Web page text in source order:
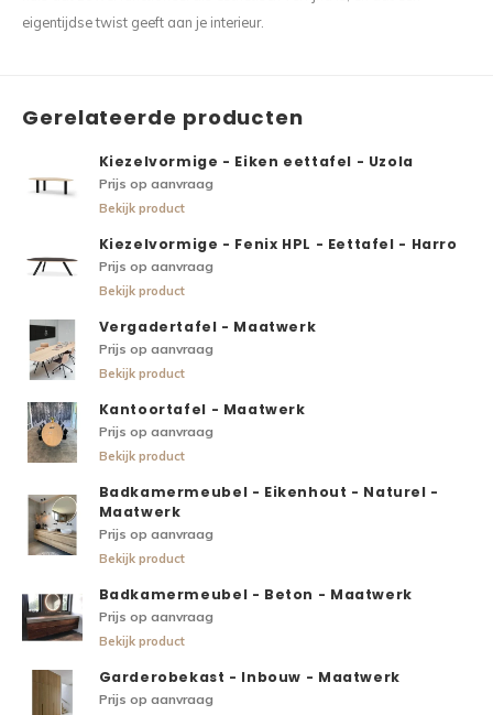
eigentijdse twist geeft aan je interieur.
Gerelateerde producten
Kiezelvormige - Eiken eettafel - Uzola
Prijs op aanvraag
Bekijk product
Kiezelvormige - Fenix HPL - Eettafel - Harro
Prijs op aanvraag
Bekijk product
Vergadertafel - Maatwerk
Prijs op aanvraag
Bekijk product
Kantoortafel - Maatwerk
Prijs op aanvraag
Bekijk product
Badkamermeubel - Eikenhout - Naturel -
Maatwerk
Prijs op aanvraag
Bekijk product
Badkamermeubel - Beton - Maatwerk
Prijs op aanvraag
Bekijk product
Garderobekast - Inbouw - Maatwerk
Prijs op aanvraag